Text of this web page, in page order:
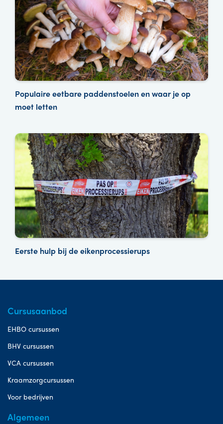
Populaire eetbare paddenstoelen en waar je op
moet letten
Eerste hulp bij de eikenprocessierups
Cursusaanbod
EHBO cursussen
BHV cursussen
VCA cursussen
Kraamzorgcursussen
Voor bedrijven
Algemeen